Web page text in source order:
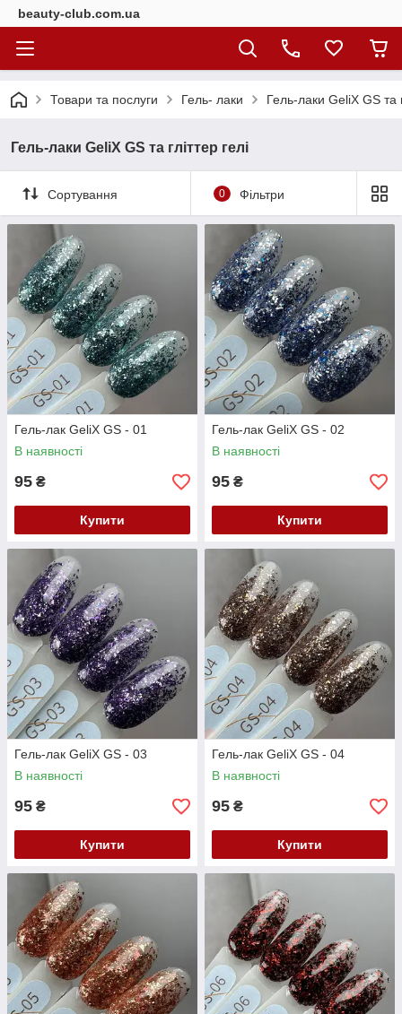
beauty-club.com.ua
Товари та послуги Гель- лаки Гель-лаки GeliX GS та
Гель-лаки GeliX GS та гліттер гелі
Сортування 0 Фільтри
Гель-лак GeliX GS - 01
В наявності
95 ₴
Купити
Гель-лак GeliX GS - 02
В наявності
95 ₴
Купити
Гель-лак GeliX GS - 03
В наявності
95 ₴
Купити
Гель-лак GeliX GS - 04
В наявності
95 ₴
Купити